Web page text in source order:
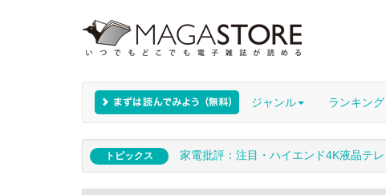
ジャンル ランキング
トピックス 家電批評：注目・ハイエンド4K液晶テ